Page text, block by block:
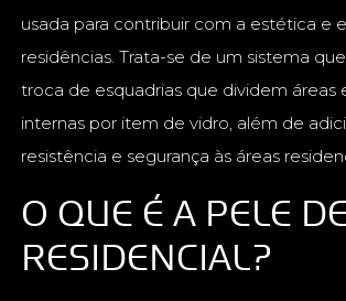
usada para contribuir com a estética e
residências. Trata-se de um sistema
troca de esquadrias que dividem áreas
internas por item de vidro, além de
resistência e segurança às áreas
O QUE É A PELE
RESIDENCIAL?